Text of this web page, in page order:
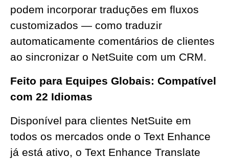
podem incorporar traduções em fluxos
customizados — como traduzir
automaticamente comentários de clientes
ao sincronizar o NetSuite com um CRM.
Feito para Equipes Globais: Compatível
com 22 Idiomas
Disponível para clientes NetSuite em
todos os mercados onde o Text Enhance
já está ativo, o Text Enhance Translate